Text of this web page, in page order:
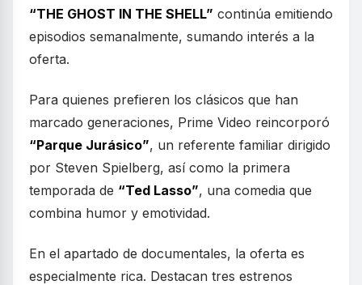
“THE GHOST IN THE SHELL” continúa emitiendo
episodios semanalmente, sumando interés a la
oferta.
Para quienes prefieren los clásicos que han
marcado generaciones, Prime Video reincorporó
“Parque Jurásico”, un referente familiar dirigido
por Steven Spielberg, así como la primera
temporada de “Ted Lasso”, una comedia que
combina humor y emotividad.
En el apartado de documentales, la oferta es
especialmente rica. Destacan tres estrenos